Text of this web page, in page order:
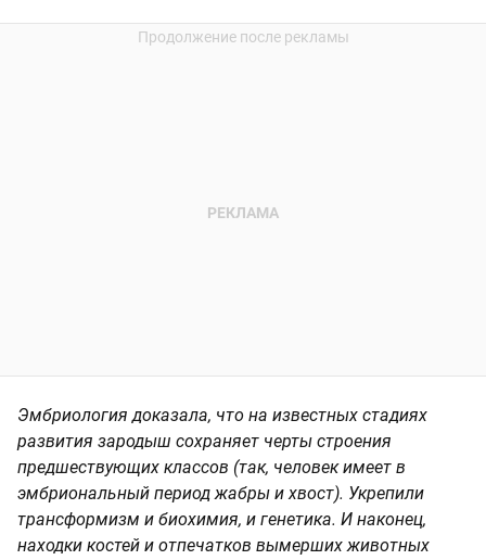
Эмбриология доказала, что на известных стадиях
развития зародыш сохраняет черты строения
предшествующих классов (так, человек имеет в
эмбриональный период жабры и хвост). Укрепили
трансформизм и биохимия, и генетика. И наконец,
находки костей и отпечатков вымерших животных